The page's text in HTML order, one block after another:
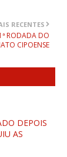
RECENTES
RODADA DO
CIPOENSE
DEPOIS
AS